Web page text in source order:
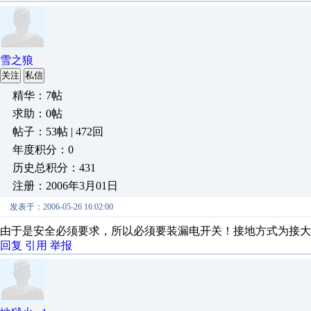
雪之狼
关注 私信
精华：7帖
求助：0帖
帖子：53帖 | 472回
年度积分：0
历史总积分：431
注册：2006年3月01日
发表于：2006-05-26 16:02:00
由于是安全必须要求，所以必须要装漏电开关！接地方式为接大
回复 引用 举报